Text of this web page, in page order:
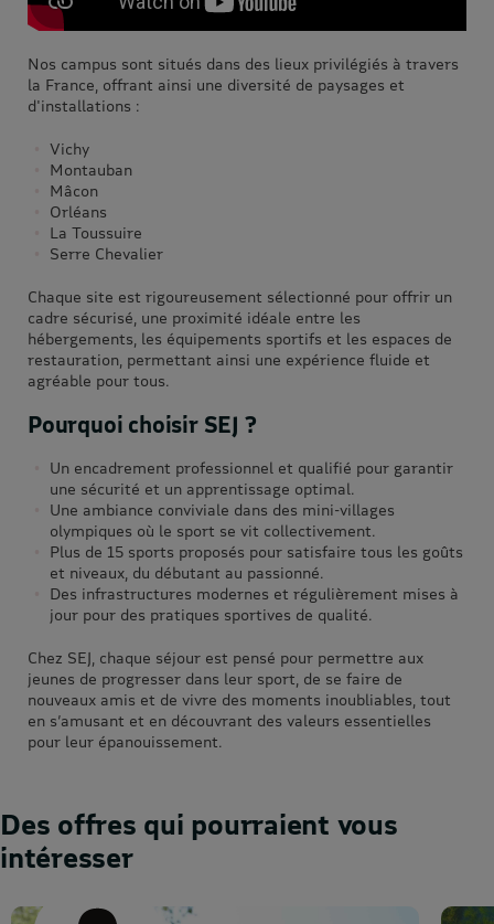
Nos campus sont situés dans des lieux privilégiés à travers
la France, offrant ainsi une diversité de paysages et
d'installations :
Vichy
Montauban
Mâcon
Orléans
La Toussuire
Serre Chevalier
Chaque site est rigoureusement sélectionné pour offrir un
cadre sécurisé, une proximité idéale entre les
hébergements, les équipements sportifs et les espaces de
restauration, permettant ainsi une expérience fluide et
agréable pour tous.
Pourquoi choisir SEJ ?
Un encadrement professionnel et qualifié pour garantir
une sécurité et un apprentissage optimal.
Une ambiance conviviale dans des mini-villages
olympiques où le sport se vit collectivement.
Plus de 15 sports proposés pour satisfaire tous les goûts
et niveaux, du débutant au passionné.
Des infrastructures modernes et régulièrement mises à
jour pour des pratiques sportives de qualité.
Chez SEJ, chaque séjour est pensé pour permettre aux
jeunes de progresser dans leur sport, de se faire de
nouveaux amis et de vivre des moments inoubliables, tout
en s’amusant et en découvrant des valeurs essentielles
pour leur épanouissement.
Des offres qui pourraient vous
intéresser